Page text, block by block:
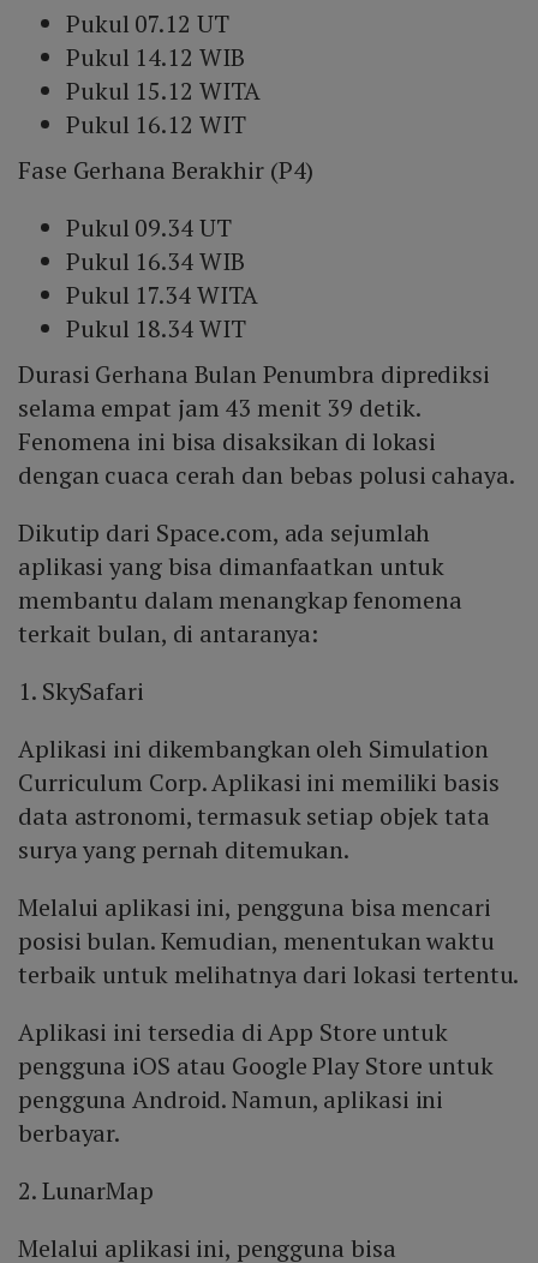
Pukul 07.12 UT
Pukul 14.12 WIB
Pukul 15.12 WITA
Pukul 16.12 WIT
Fase Gerhana Berakhir (P4)
Pukul 09.34 UT
Pukul 16.34 WIB
Pukul 17.34 WITA
Pukul 18.34 WIT
Durasi Gerhana Bulan Penumbra diprediksi
selama empat jam 43 menit 39 detik.
Fenomena ini bisa disaksikan di lokasi
dengan cuaca cerah dan bebas polusi cahaya.
Dikutip dari Space.com, ada sejumlah
aplikasi yang bisa dimanfaatkan untuk
membantu dalam menangkap fenomena
terkait bulan, di antaranya:
1. SkySafari
Aplikasi ini dikembangkan oleh Simulation
Curriculum Corp. Aplikasi ini memiliki basis
data astronomi, termasuk setiap objek tata
surya yang pernah ditemukan.
Melalui aplikasi ini, pengguna bisa mencari
posisi bulan. Kemudian, menentukan waktu
terbaik untuk melihatnya dari lokasi tertentu.
Aplikasi ini tersedia di App Store untuk
pengguna iOS atau Google Play Store untuk
pengguna Android. Namun, aplikasi ini
berbayar.
2. LunarMap
Melalui aplikasi ini, pengguna bisa